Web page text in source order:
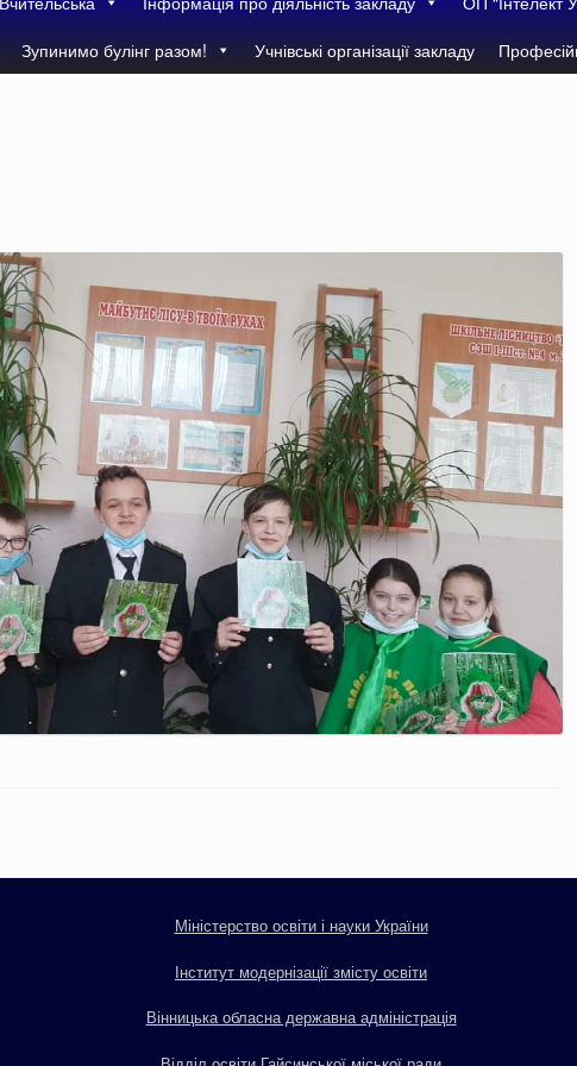
Зупинимо булінг разом! Учнівські організації закладу
Міністерство освіти і науки України
Інститут модернізації змісту освіти
Вінницька обласна державна адміністрація